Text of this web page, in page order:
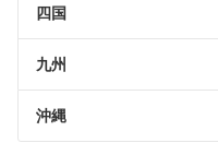
四国
九州
沖縄